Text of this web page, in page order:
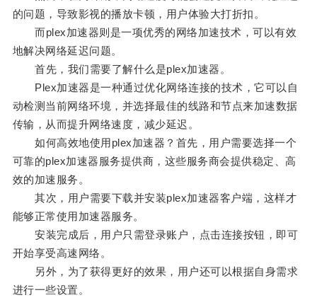
的问题，导致影视的播放卡顿，用户体验大打折扣。
而plex加速器则是一项优秀的网络加速技术，可以有效
地解决网络延迟问题。
首先，我们需要了解什么是plex加速器。
Plex加速器是一种通过优化网络连接的技术，它可以自
动检测当前网络环境，并选择最佳的线路和节点来加速数据
传输，从而提升网络速度，减少延迟。
如何高效地使用plex加速器？首先，用户需要选择一个
可靠的plex加速器服务提供商，这些服务商会提供稳定、高
效的加速服务。
其次，用户需要下载并安装plex加速器客户端，这样才
能够正常使用加速器服务。
安装完成后，用户只需登录账户，点击连接按钮，即可
开始享受高速网络。
另外，为了获得更好的效果，用户还可以根据自身需求
进行一些设置。